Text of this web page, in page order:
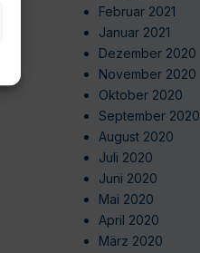
Februar 2021
Januar 2021
Dezember 2020
November 2020
Oktober 2020
September 2020
August 2020
Juli 2020
Juni 2020
Mai 2020
April 2020
März 2020